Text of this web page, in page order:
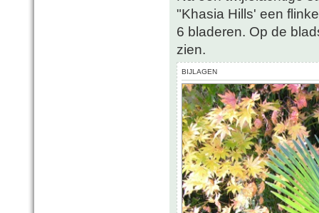
"Khasia Hills' een
6 bladeren. Op de
zien.
BIJLAGEN